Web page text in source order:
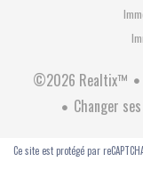
©2026 Realtix™
Changer
Ce site est protégé par